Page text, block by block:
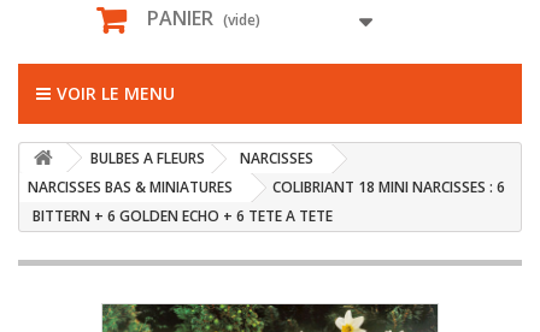
PANIER (vide)
VOIR LE MENU
BULBES A FLEURS
NARCISSES
NARCISSES BAS & MINIATURES
COLIBRIANT 18 MINI NARCISSES : 6
BITTERN + 6 GOLDEN ECHO + 6 TETE A TETE